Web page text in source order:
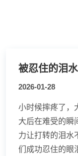
被忍住的泪
2026-01-28
小时候摔疼了，
大后在难受的瞬
力让打转的泪水
们成功忍住的眼